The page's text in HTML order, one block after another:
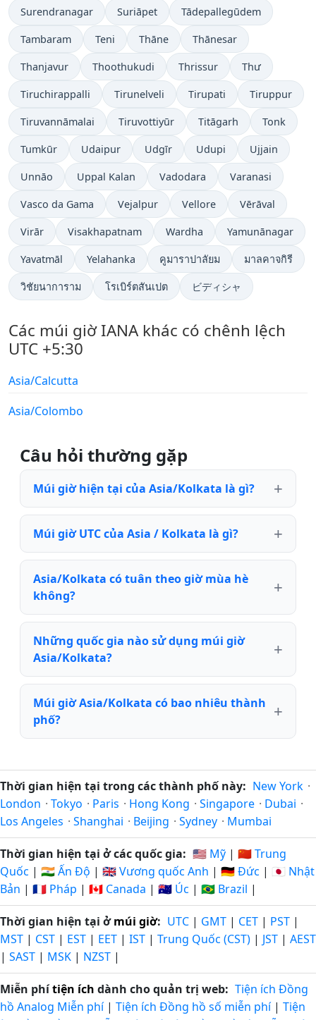
Surendranagar Suriāpet Tādepallegūdem
Tambaram Teni Thāne Thānesar
Thanjavur Thoothukudi Thrissur Thư
Tiruchirappalli Tirunelveli Tirupati Tiruppur
Tiruvannāmalai Tiruvottiyūr Titāgarh Tonk
Tumkūr Udaipur Udgīr Udupi Ujjain
Unnāo Uppal Kalan Vadodara Varanasi
Vasco da Gama Vejalpur Vellore Vērāval
Virār Visakhapatnam Wardha Yamunānagar
Yavatmāl Yelahanka คูมาราปาลัยม มาลคาจกิรี
วิชัยนาการาม โรเบิร์ตสันเปต ビディシャ
Các múi giờ IANA khác có chênh lệch
UTC +5:30
Asia/Calcutta
Asia/Colombo
Câu hỏi thường gặp
Múi giờ hiện tại của Asia/Kolkata là gì?
Múi giờ UTC của Asia / Kolkata là gì?
Asia/Kolkata có tuân theo giờ mùa hè
không?
Những quốc gia nào sử dụng múi giờ
Asia/Kolkata?
Múi giờ Asia/Kolkata có bao nhiêu thành
phố?
Thời gian hiện tại trong các thành phố này: New York ·
London · Tokyo · Paris · Hong Kong · Singapore · Dubai ·
Los Angeles · Shanghai · Beijing · Sydney · Mumbai
Thời gian hiện tại ở các quốc gia: 🇺🇸 Mỹ | 🇨🇳 Trung
Quốc | 🇮🇳 Ấn Độ | 🇬🇧 Vương quốc Anh | 🇩🇪 Đức | 🇯🇵 Nhật
Bản | 🇫🇷 Pháp | 🇨🇦 Canada | 🇦🇺 Úc | 🇧🇷 Brazil |
Thời gian hiện tại ởmúi giờ: UTC | GMT | CET | PST |
MST | CST | EST | EET | IST | Trung Quốc (CST) | JST | AEST
| SAST | MSK | NZST |
Miễn phítiện ích dành cho quản trị web: Tiện ích Đồng
hồ Analog Miễn phí| Tiện ích Đồng hồ số miễn phí| Tiện